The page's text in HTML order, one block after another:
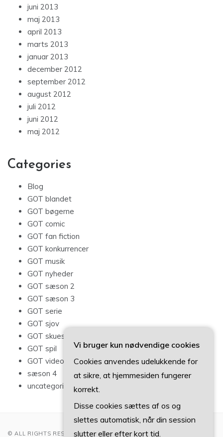
juni 2013
maj 2013
april 2013
marts 2013
januar 2013
december 2012
september 2012
august 2012
juli 2012
juni 2012
maj 2012
Categories
Blog
GOT blandet
GOT bøgerne
GOT comic
GOT fan fiction
GOT konkurrencer
GOT musik
GOT nyheder
GOT sæson 2
GOT sæson 3
GOT serie
GOT sjov
GOT skuespillere
GOT spil
GOT videoer
sæson 4
uncategorized
© ALL RIGHTS RESERVED 2022
Vi bruger kun nødvendige cookies
Cookies anvendes udelukkende for
at sikre, at hjemmesiden fungerer
korrekt.
Disse cookies sættes af os og
slettes automatisk, når din session
slutter eller efter kort tid.